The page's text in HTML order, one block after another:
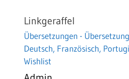
Linkgeraffel
Übersetzungen -
Deutsch, Französisch,
Wishlist